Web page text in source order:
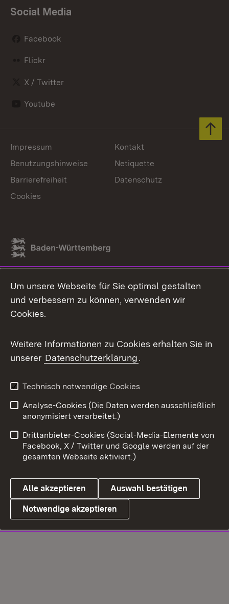
Social Media
Facebook
Flickr
X / Twitter
Youtube
Link zum Landesportal
Impressum
Kontakt
Benutzungshinweise
Netiquette
Barrierefreiheit
Datenschutz
Cookies
Um unsere Webseite für Sie optimal gestalten
und verbessern zu können, verwenden wir
Cookies.
Weitere Informationen zu Cookies erhalten Sie in
unserer Datenschutzerklärung.
Technisch notwendige Cookies
Analyse-Cookies (Die Daten werden ausschließlich
anonymisiert verarbeitet.)
Drittanbieter-Cookies (Social-Media-Elemente von
Facebook, X / Twitter und Google werden auf der
gesamten Webseite aktiviert.)
Alle akzeptieren Auswahl bestätigen
Notwendige akzeptieren